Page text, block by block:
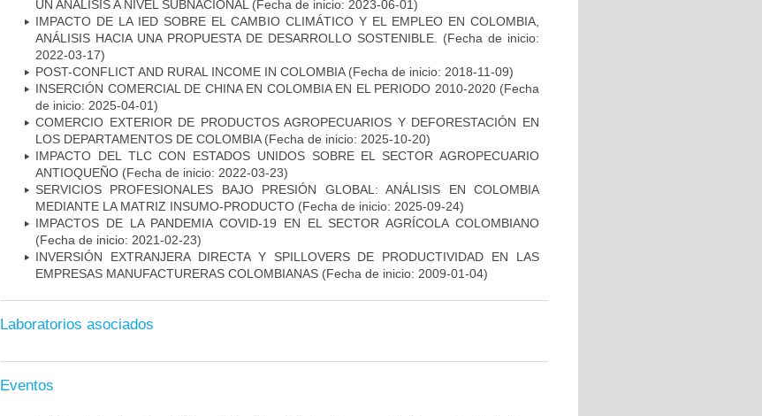
UN ANÁLISIS A NIVEL SUBNACIONAL (Fecha de inicio: 2023-06-01)
IMPACTO DE LA IED SOBRE EL CAMBIO CLIMÁTICO Y EL EMPLEO EN COLOMBIA,
ANÁLISIS HACIA UNA PROPUESTA DE DESARROLLO SOSTENIBLE.
(Fecha de inicio:
2022-03-17)
POST-CONFLICT AND RURAL INCOME IN COLOMBIA(Fecha de inicio: 2018-11-09)
INSERCIÓN COMERCIAL DE CHINA EN COLOMBIA EN EL PERIODO 2010-2020(Fecha
de inicio: 2025-04-01)
COMERCIO EXTERIOR DE PRODUCTOS AGROPECUARIOS Y DEFORESTACIÓN EN
LOS DEPARTAMENTOS DE COLOMBIA(Fecha de inicio: 2025-10-20)
IMPACTO DEL TLC CON ESTADOS UNIDOS SOBRE EL SECTOR AGROPECUARIO
ANTIOQUEÑO (Fecha de inicio: 2022-03-23)
SERVICIOS PROFESIONALES BAJO PRESIÓN GLOBAL: ANÁLISIS EN COLOMBIA
MEDIANTE LA MATRIZ INSUMO-PRODUCTO (Fecha de inicio: 2025-09-24)
IMPACTOS DE LA PANDEMIA COVID-19 EN EL SECTOR AGRÍCOLA COLOMBIANO
(Fecha de inicio: 2021-02-23)
INVERSIÓN EXTRANJERA DIRECTA Y SPILLOVERS DE PRODUCTIVIDAD EN LAS
EMPRESAS MANUFACTURERAS COLOMBIANAS (Fecha de inicio: 2009-01-04)
Laboratorios asociados
Eventos